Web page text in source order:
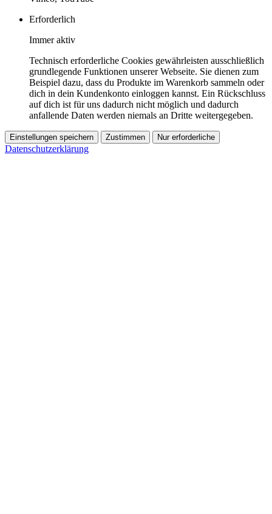
Erforderlich
Immer aktiv
Technisch erforderliche Cookies gewährleisten ausschließlich
grundlegende Funktionen unserer Webseite. Sie dienen zum
Beispiel dazu, dass du Produkte im Warenkorb sammeln oder
dich in dein Kundenkonto einloggen kannst. Ein Rückschluss
auf dich ist für uns dadurch nicht möglich und dadurch
anfallende Daten werden niemals an Dritte weitergegeben.
Einstellungen speichern Zustimmen Nur erforderliche
Datenschutzerklärung